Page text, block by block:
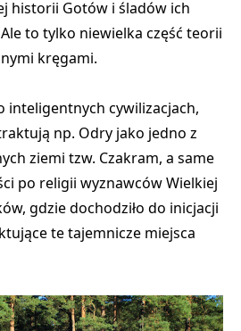
historii Gotów i śladów ich
to tylko niewielka część teorii
kręgami.
inteligentnych cywilizacjach,
np. Odry jako jedno z
ziemi tzw. Czakram, a same
po religii wyznawców Wielkiej
gdzie dochodziło do inicjacji
te tajemnicze miejsca